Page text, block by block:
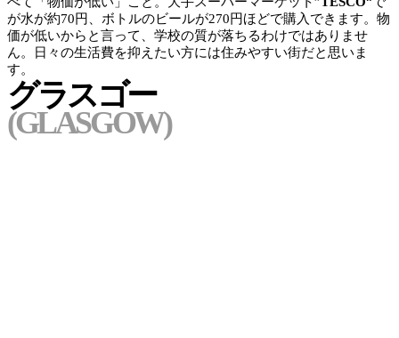
が水が約70円、ボトルのビールが270円ほどで購入できます。 物
価が低いからと言って、学校の質が落ちるわけではありませ
ん。日々の生活費を抑えたい方には住みやすい街だと思いま
す。
グラスゴー
(GLASGOW)